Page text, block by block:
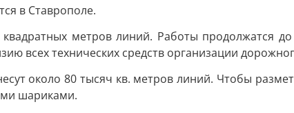
в Ставрополе.
метров линий. Работы продолжатся
всех технических средств организации
около 80 тысяч кв. метров линий. Чтобы
шариками.